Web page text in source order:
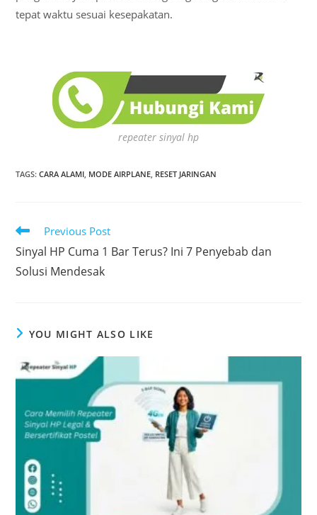
tepat waktu sesuai kesepakatan.
repeater sinyal hp
TAGS:CARA ALAMI MODE AIRPLANE RESET JARINGAN
Read
articles
Previous Post
Sinyal HP Cuma 1 Bar Terus? Ini 7 Penyebab dan
Solusi Mendesak
YOU MIGHT ALSO LIKE